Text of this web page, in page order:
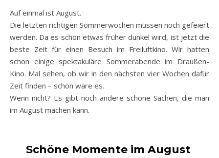
Auf einmal ist August.
Die letzten richtigen Sommerwochen müssen noch gefeiert
werden. Da es schon etwas früher dunkel wird, ist jetzt die
beste Zeit für einen Besuch im Freiluftkino. Wir hatten
schon einige spektakuläre Sommerabende im Draußen-
Kino. Mal sehen, ob wir in den nächsten vier Wochen dafür
Zeit finden – schön wäre es.
Wenn nicht? Es gibt noch andere schöne Sachen, die man
im August machen kann.
Schöne Momente im August